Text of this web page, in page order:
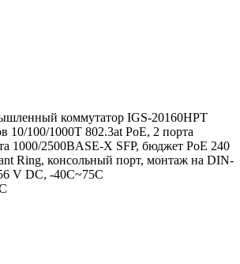
коммутатор IGS-20160HPT
10/100/1000T 802.3at PoE, 2 порта
1000/2500BASE-X SFP, бюджет PoE 240
Ring, консольный порт, монтаж на DIN-
V DC, -40С~75C